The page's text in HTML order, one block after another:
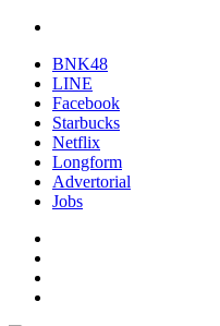
BNK48
LINE
Facebook
Starbucks
Netflix
Longform
Advertorial
Jobs